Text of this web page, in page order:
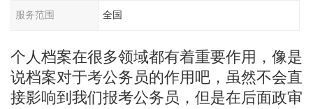
服务范围 全国
个人档案在很多领域都有着重要作用，像是
说档案对于考公务员的作用吧，虽然不会直
接影响到我们报考公务员，但是在后面政审